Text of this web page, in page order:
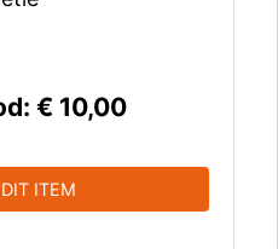
€ 10,00
ITEM